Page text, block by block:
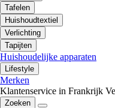
Tafelen
Huishoudtextiel
Verlichting
Tapijten
Huishoudelijke apparaten
Lifestyle
Merken
Klantenservice in Frankrijk
Zoeken